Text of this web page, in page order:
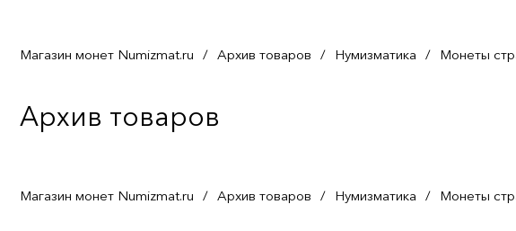
Магазин монет Numizmat.ru / Архив товаров / Нумизматика / Монеты
Архив товаров
Магазин монет Numizmat.ru / Архив товаров / Нумизматика / Монеты